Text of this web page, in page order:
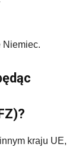
Niemiec.
kraju UE,